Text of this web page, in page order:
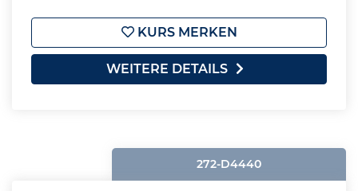
KURS MERKEN
WEITERE DETAILS
272-D4440